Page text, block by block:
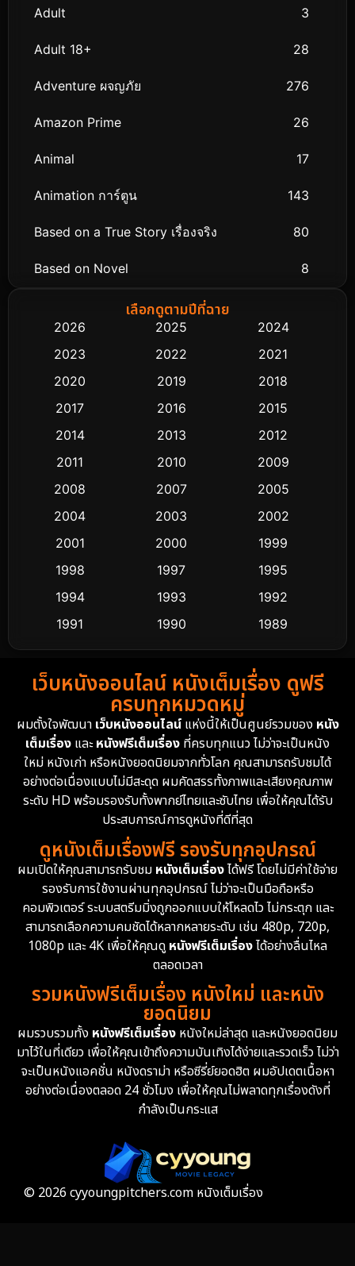
Adult 3
Adult 18+ 28
Adventure ผจญภัย 276
Amazon Prime 26
Animal 17
Animation การ์ตูน 143
Based on a True Story เรื่องจริง 80
Based on Novel 8
Biography ชีวิตจริง
Classic หนังคลาสสิก
Comedy ตลก 453
Crime อาชญากรรม 530
Cult Film
Dance เต้น
Detective สืบสวน
Detective สืบสวน
Disney+ 4
Documentary สารคดี 95
Drama ดราม่า
Dystopian 16
Emotional 61
Epic มหากาพย์ 225
Family ครอบครัว 372
Fantasy จินตนาการ 339
Fiction 9
เลือกดูตามปีที่ฉาย
2026 2025
2024
2023
2022
2021
2020
2019
2018
2017
2016
2015
2014
2013
2012
2011
2010
2009
2008
2007
2005
2004
2003
2002
2001
2000
1999
1998
1997
1995
1994
1993
1992
1991
1990
1989
1988
1986
1985
1983
1982
1981
1974
1962
เว็บหนังออนไลน์ หนังเต็มเรื่อง ดูฟรี
ครบทุกหมวดหมู่
ผมตั้งใจพัฒนา เว็บหนังออนไลน์แห่งนี้ให้เป็นศูนย์รวมของ หนัง
เต็มเรื่อง และหนังฟรีเต็มเรื่อง ที่ครบทุกแนว ไม่ว่าจะเป็นหนัง
ใหม่ หนังเก่า หรือหนังยอดนิยมจากทั่วโลก คุณสามารถรับชมได้
อย่างต่อเนื่องแบบไม่มีสะดุด ผมคัดสรรทั้งภาพและเสียงคุณภาพ
ระดับ HD พร้อมรองรับทั้งพากย์ไทยและซับไทย เพื่อให้คุณได้รับ
ประสบการณ์การดูหนังที่ดีที่สุด
ดูหนังเต็มเรื่องฟรี รองรับทุกอุปกรณ์
ผมเปิดให้คุณสามารถรับชม หนังเต็มเรื่องได้ฟรี โดยไม่มีค่าใช้จ่าย
รองรับการใช้งานผ่านทุกอุปกรณ์ ไม่ว่าจะเป็นมือถือหรือ
คอมพิวเตอร์ ระบบสตรีมมิ่งถูกออกแบบให้โหลดไว ไม่กระตุก และ
สามารถเลือกความคมชัดได้หลากหลายระดับ เช่น 480p, 720p,
1080p และ 4K เพื่อให้คุณดูหนังฟรีเต็มเรื่องได้อย่างลื่นไหล
ตลอดเวลา
รวมหนังฟรีเต็มเรื่อง หนังใหม่ และหนัง
ยอดนิยม
ผมรวบรวมทั้ง หนังฟรีเต็มเรื่อง หนังใหม่ล่าสุด และหนังยอดนิยม
มาไว้ในที่เดียว เพื่อให้คุณเข้าถึงความบันเทิงได้ง่ายและรวดเร็ว ไม่ว่า
จะเป็นหนังแอคชั่น หนังดราม่า หรือซีรี่ย์ยอดฮิต ผมอัปเดตเนื้อหา
อย่างต่อเนื่องตลอด 24 ชั่วโมง เพื่อให้คุณไม่พลาดทุกเรื่องดังที่
กำลังเป็นกระแส
© 2026 cyyoungpitchers.com หนังเต็มเรื่อง